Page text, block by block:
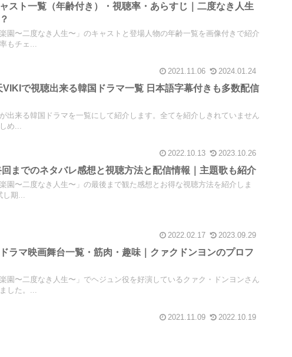
スト一覧（年齢付き）・視聴率・あらすじ｜二度なき人生
園〜二度なき人生〜」のキャストと登場人物の年齢一覧を画像付きで紹介
もチェ...
2021.11.06 2024.01.24
VIKIで視聴出来る韓国ドラマ一覧 日本語字幕付きも多数配信
出来る韓国ドラマを一覧にして紹介します。全てを紹介しきれていません
め...
2022.10.13 2023.10.26
までのネタバレ感想と視聴方法と配信情報｜主題歌も紹介
園〜二度なき人生〜」の最後まで観た感想とお得な視聴方法を紹介しま
し期...
2022.02.17 2023.09.29
ラマ映画舞台一覧・筋肉・趣味｜クァクドンヨンのプロフ
園〜二度なき人生〜」でヘジュン役を好演しているクァク・ドンヨンさん
した。...
2021.11.09 2022.10.19